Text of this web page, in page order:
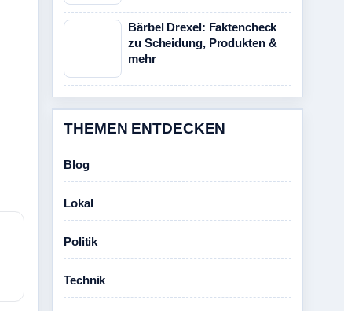
Bärbel Drexel: Faktencheck
zu Scheidung, Produkten &
mehr
THEMEN ENTDECKEN
Blog
Lokal
Politik
Technik